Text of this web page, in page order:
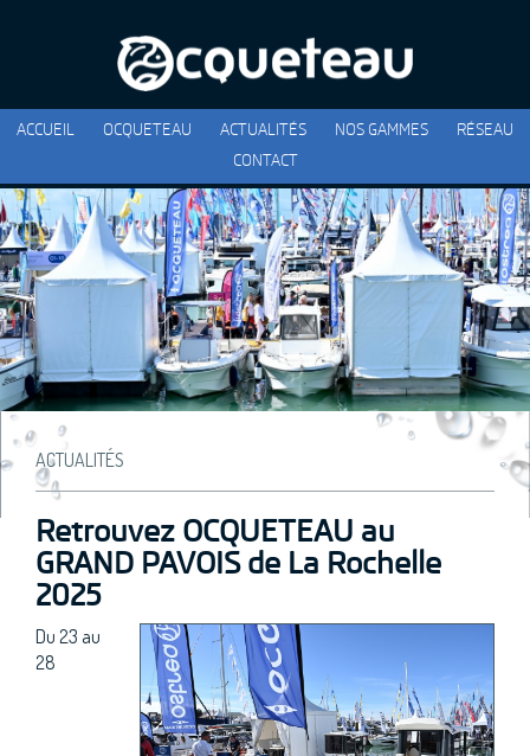
ACCUEIL OCQUETEAU ACTUALITÉS NOS GAMMES
RÉSEAU
CONTACT
ACTUALITÉS
Retrouvez OCQUETEAU au
GRAND PAVOIS de La Rochelle
2025
Du 23 au
28